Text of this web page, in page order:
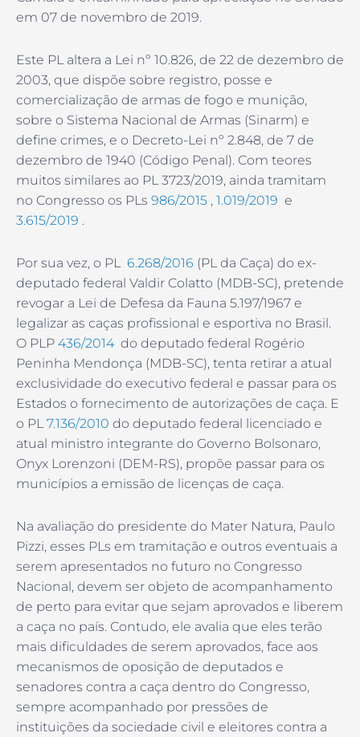
em 07 de novembro de 2019.
Este PL altera a Lei nº 10.826, de 22 de dezembro de
2003, que dispõe sobre registro, posse e
comercialização de armas de fogo e munição,
sobre o Sistema Nacional de Armas (Sinarm) e
define crimes, e o Decreto-Lei nº 2.848, de 7 de
dezembro de 1940 (Código Penal). Com teores
muitos similares ao PL 3723/2019, ainda tramitam
no Congresso os PLs 986/2015 , 1.019/2019 e
3.615/2019 .
Por sua vez, o PL 6.268/2016 (PL da Caça) do ex-
deputado federal Valdir Colatto (MDB-SC), pretende
revogar a Lei de Defesa da Fauna 5.197/1967 e
legalizar as caças profissional e esportiva no Brasil.
O PLP 436/2014 do deputado federal Rogério
Peninha Mendonça (MDB-SC), tenta retirar a atual
exclusividade do executivo federal e passar para os
Estados o fornecimento de autorizações de caça. E
o PL7.136/2010 do deputado federal licenciado e
atual ministro integrante do Governo Bolsonaro,
Onyx Lorenzoni (DEM-RS), propõe passar para os
municípios a emissão de licenças de caça.
Na avaliação do presidente do Mater Natura, Paulo
Pizzi, esses PLs em tramitação e outros eventuais a
serem apresentados no futuro no Congresso
Nacional, devem ser objeto de acompanhamento
de perto para evitar que sejam aprovados e liberem
a caça no país. Contudo, ele avalia que eles terão
mais dificuldades de serem aprovados, face aos
mecanismos de oposição de deputados e
senadores contra a caça dentro do Congresso,
sempre acompanhado por pressões de
instituições da sociedade civil e eleitores contra a